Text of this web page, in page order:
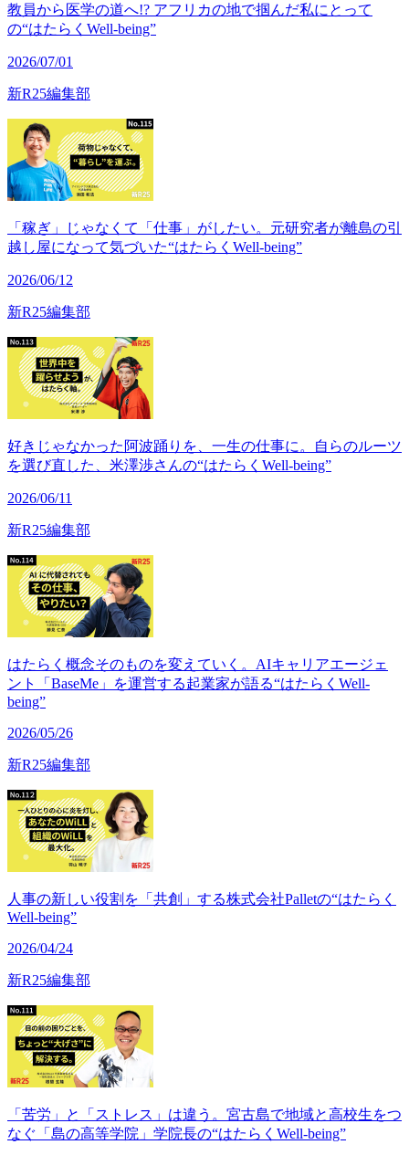
教員から医学の道へ!? アフリカの地で掴んだ私にとって
の“はたらくWell-being”
2026/07/01
新R25編集部
「稼ぎ」じゃなくて「仕事」がしたい。元研究者が離島の引
越し屋になって気づいた“はたらくWell-being”
2026/06/12
新R25編集部
好きじゃなかった阿波踊りを、一生の仕事に。自らのルーツ
を選び直した、米澤渉さんの“はたらくWell-being”
2026/06/11
新R25編集部
はたらく概念そのものを変えていく。AIキャリアエージェ
ント「BaseMe」を運営する起業家が語る“はたらくWell-
being”
2026/05/26
新R25編集部
人事の新しい役割を「共創」する株式会社Palletの“はたらく
Well-being”
2026/04/24
新R25編集部
「苦労」と「ストレス」は違う。宮古島で地域と高校生をつ
なぐ「島の高等学院」学院長の“はたらくWell-being”